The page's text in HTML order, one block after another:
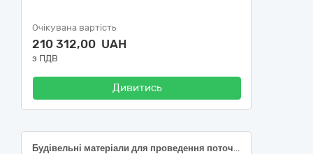
Очікувана вартість
210 312,00 UAH
з ПДВ
Дивитись
Будівельні матеріали для проведення поточного ремонту приміщень ІРВА НАСВ (дошка обрізна 30х200х4000 мм)